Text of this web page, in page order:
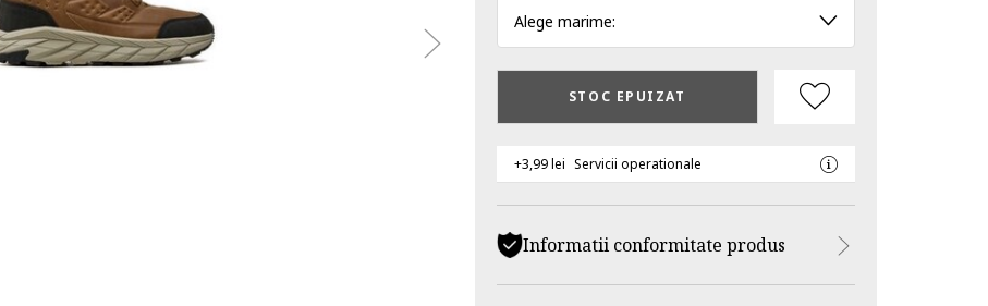
Alege marime:
STOC EPUIZAT
+3,99 lei Servicii operationale
Informatii conformitate produs